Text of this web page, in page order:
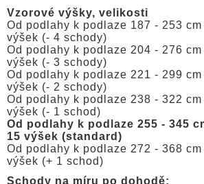
Vzorové výšky, velikosti
Od podlahy k podlaze 187 - 253
výšek (- 4 schody)
Od podlahy k podlaze 204 - 276
výšek (- 3 schody)
Od podlahy k podlaze 221 - 299
výšek (- 2 schody)
Od podlahy k podlaze 238 - 322
výšek (- 1 schod)
Od podlahy k podlaze 255 - 345
15 výšek (standard)
Od podlahy k podlaze 272 - 368
výšek (+ 1 schod)
Schody na míru po dohodě: